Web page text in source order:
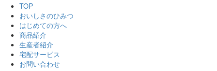
TOP
おいしさのひみつ
はじめての方へ
商品紹介
生産者紹介
宅配サービス
お問い合わせ